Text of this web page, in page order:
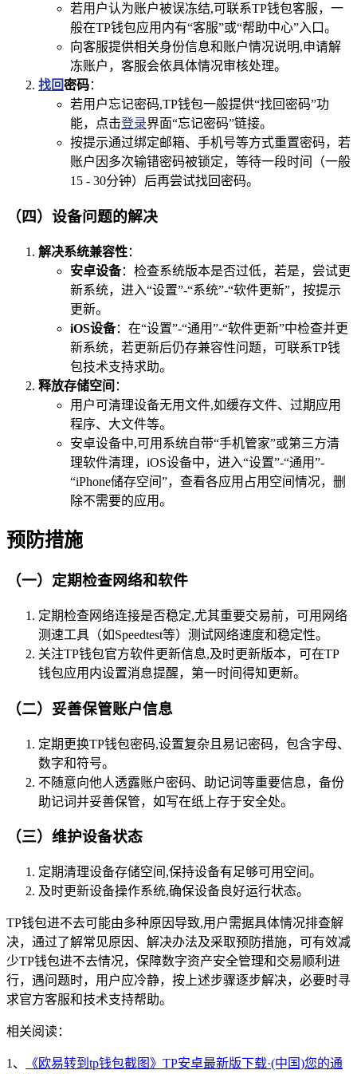
若用户认为账户被误冻结,可联系TP钱包客服，一
般在TP钱包应用内有“客服”或“帮助中心”入口。
向客服提供相关身份信息和账户情况说明,申请解
冻账户，客服会依具体情况审核处理。
找回密码：
若用户忘记密码,TP钱包一般提供“找回密码”功
能，点击登录界面“忘记密码”链接。
按提示通过绑定邮箱、手机号等方式重置密码，若
账户因多次输错密码被锁定，等待一段时间（一般
15 - 30分钟）后再尝试找回密码。
（四）设备问题的解决
解决系统兼容性：
安卓设备：检查系统版本是否过低，若是，尝试更
新系统，进入“设置”-“系统”-“软件更新”，按提示
更新。
iOS设备：在“设置”-“通用”-“软件更新”中检查并更
新系统，若更新后仍存兼容性问题，可联系TP钱
包技术支持求助。
释放存储空间 ：
用户可清理设备无用文件,如缓存文件、过期应用
程序、大文件等。
安卓设备中,可用系统自带“手机管家”或第三方清
理软件清理，iOS设备中，进入“设置”-“通用”-
“iPhone储存空间”，查看各应用占用空间情况，删
除不需要的应用。
预防措施
（一）定期检查网络和软件
定期检查网络连接是否稳定,尤其重要交易前，可用网络
测速工具（如Speedtest等）测试网络速度和稳定性。
关注TP钱包官方软件更新信息,及时更新版本，可在TP
钱包应用内设置消息提醒，第一时间得知更新。
（二）妥善保管账户信息
定期更换TP钱包密码,设置复杂且易记密码，包含字母、
数字和符号。
不随意向他人透露账户密码、助记词等重要信息，备份
助记词并妥善保管，如写在纸上存于安全处。
（三）维护设备状态
定期清理设备存储空间,保持设备有足够可用空间。
及时更新设备操作系统,确保设备良好运行状态。
TP钱包进不去可能由多种原因导致,用户需据具体情况排查解
决，通过了解常见原因、解决办法及采取预防措施，可有效减
少TP钱包进不去情况，保障数字资产安全管理和交易顺利进
行，遇问题时，用户应冷静，按上述步骤逐步解决，必要时寻
求官方客服和技术支持帮助。
相关阅读：
1、
《欧易转到tp钱包截图》TP安卓最新版下载·(中国)您的通